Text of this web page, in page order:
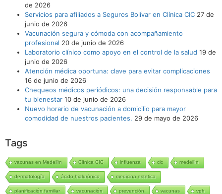
de 2026
Servicios para afiliados a Seguros Bolívar en Clínica CIC 27 de
junio de 2026
Vacunación segura y cómoda con acompañamiento
profesional 20 de junio de 2026
Laboratorio clínico como apoyo en el control de la salud 19 de
junio de 2026
Atención médica oportuna: clave para evitar complicaciones
16 de junio de 2026
Chequeos médicos periódicos: una decisión responsable para
tu bienestar 10 de junio de 2026
Nuevo horario de vacunación a domicilio para mayor
comodidad de nuestros pacientes. 29 de mayo de 2026
Tags
vacunas en Medellín Clínica CIC influenza cic medellín
dermatología ácido hialurónico medicina estetica
planificación familiar vacunación prevención vacunas vph